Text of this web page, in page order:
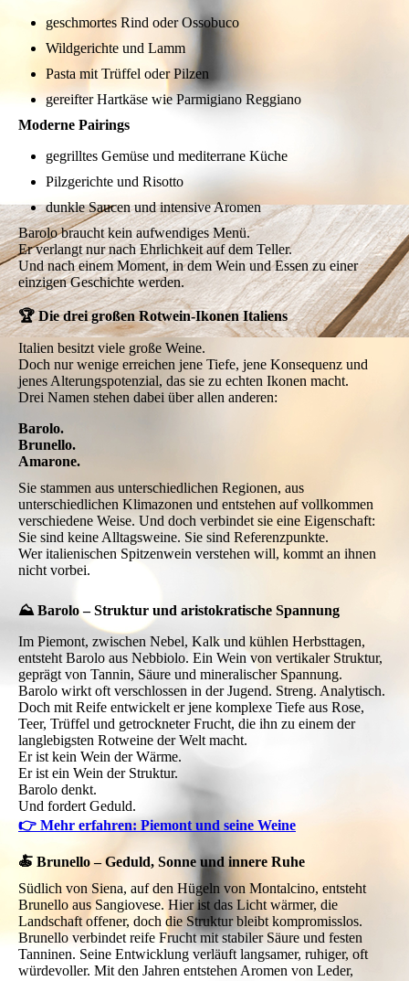
geschmortes Rind oder Ossobuco
Wildgerichte und Lamm
Pasta mit Trüffel oder Pilzen
gereifter Hartkäse wie Parmigiano Reggiano
Moderne Pairings
gegrilltes Gemüse und mediterrane Küche
Pilzgerichte und Risotto
dunkle Saucen und intensive Aromen
Barolo braucht kein aufwendiges Menü.
Er verlangt nur nach Ehrlichkeit auf dem Teller.
Und nach einem Moment, in dem Wein und Essen zu einer
einzigen Geschichte werden.
🏆 Die drei großen Rotwein-Ikonen Italiens
Italien besitzt viele große Weine.
Doch nur wenige erreichen jene Tiefe, jene Konsequenz und
jenes Alterungspotenzial, das sie zu echten Ikonen macht.
Drei Namen stehen dabei über allen anderen:
Barolo.
Brunello.
Amarone.
Sie stammen aus unterschiedlichen Regionen, aus
unterschiedlichen Klimazonen und entstehen auf vollkommen
verschiedene Weise. Und doch verbindet sie eine Eigenschaft:
Sie sind keine Alltagsweine. Sie sind Referenzpunkte.
Wer italienischen Spitzenwein verstehen will, kommt an ihnen
nicht vorbei.
⛰️ Barolo – Struktur und aristokratische Spannung
Im Piemont, zwischen Nebel, Kalk und kühlen Herbsttagen,
entsteht Barolo aus Nebbiolo. Ein Wein von vertikaler Struktur,
geprägt von Tannin, Säure und mineralischer Spannung.
Barolo wirkt oft verschlossen in der Jugend. Streng. Analytisch.
Doch mit Reife entwickelt er jene komplexe Tiefe aus Rose,
Teer, Trüffel und getrockneter Frucht, die ihn zu einem der
langlebigsten Rotweine der Welt macht.
Er ist kein Wein der Wärme.
Er ist ein Wein der Struktur.
Barolo denkt.
Und fordert Geduld.
👉 Mehr erfahren: Piemont und seine Weine
🍝 Brunello – Geduld, Sonne und innere Ruhe
Südlich von Siena, auf den Hügeln von Montalcino, entsteht
Brunello aus Sangiovese. Hier ist das Licht wärmer, die
Landschaft offener, doch die Struktur bleibt kompromisslos.
Brunello verbindet reife Frucht mit stabiler Säure und festen
Tanninen. Seine Entwicklung verläuft langsamer, ruhiger, oft
würdevoller. Mit den Jahren entstehen Aromen von Leder,